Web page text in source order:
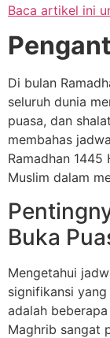
Baca artikel ini
Di bulan
seluruh dunia
puasa, dan
membahas
Ramadhan
Muslim dalam
Buka
Mengetahui
signifikansi
adalah
Maghrib sangat